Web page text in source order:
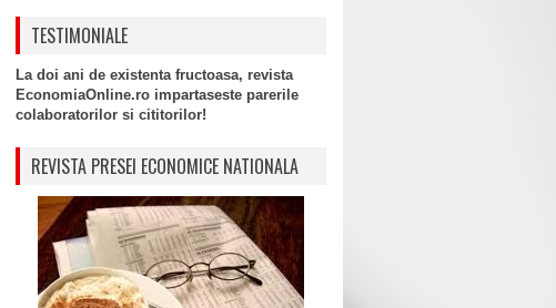
TESTIMONIALE
La doi ani de existenta fructoasa, revista
EconomiaOnline.ro impartaseste parerile
colaboratorilor si cititorilor!
REVISTA PRESEI ECONOMICE NATIONALA